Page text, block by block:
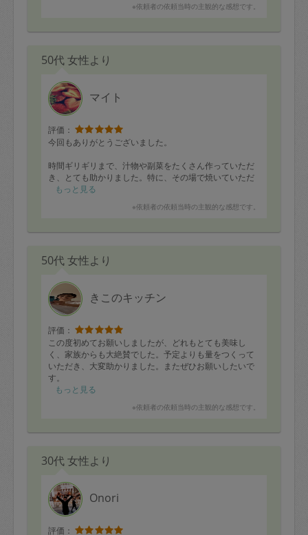
応できます」とご提案いただきました。実際に、他の箇
場まで綺麗にしていただくことができ、大変助かりまし
場だけは自分で掃除することが多かったため、今回のス
ピード感には本当に驚きました。もちろん早いだけでな
く、掃除していただいた箇所もどこもとても綺麗になっ
ており、仕上がりにも大変満足しています。
また、作業の終わり際にはカビ対策についてのアドバイ
らしく、本当にお願いして良かったと感じています。
またぜひ機会があればお願いしたいです。
※依頼者の依頼当時の主観的な感想です。
50代 女性より
マイト
評価：
今回もありがとうございました。
時間ギリギリまで、汁物や副菜をたくさん作っていただ
き、とても助かりました。特に、その場で焼いていただ
いたステーキがとてもおいしく、作りたてをいただけて
もっと見る
※依頼者の依頼当時の主観的な感想です。
50代 女性より
きこのキッチン
評価：
この度初めてお願いしましたが、どれもとても美味し
く、家族からも大絶賛でした。予定よりも量をつくって
いただき、大変助かりました。またぜひお願いしたいで
す。
鶏胸肉の大葉スティック、
高タンパクヘルシー麻婆豆腐
ポテトサラダ、
ひじき煮、
もっと見る
※依頼者の依頼当時の主観的な感想です。
30代 女性より
Onori
評価：